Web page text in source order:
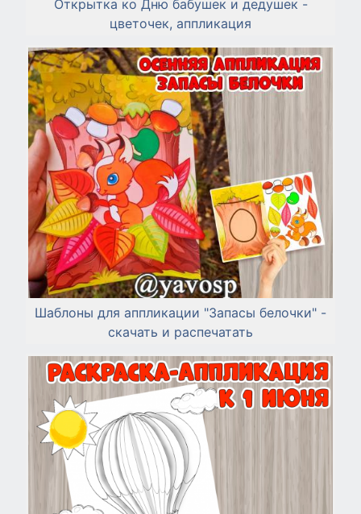
Открытка ко Дню бабушек и дедушек -
цветочек, аппликация
Шаблоны для аппликации "Запасы белочки" -
скачать и распечатать